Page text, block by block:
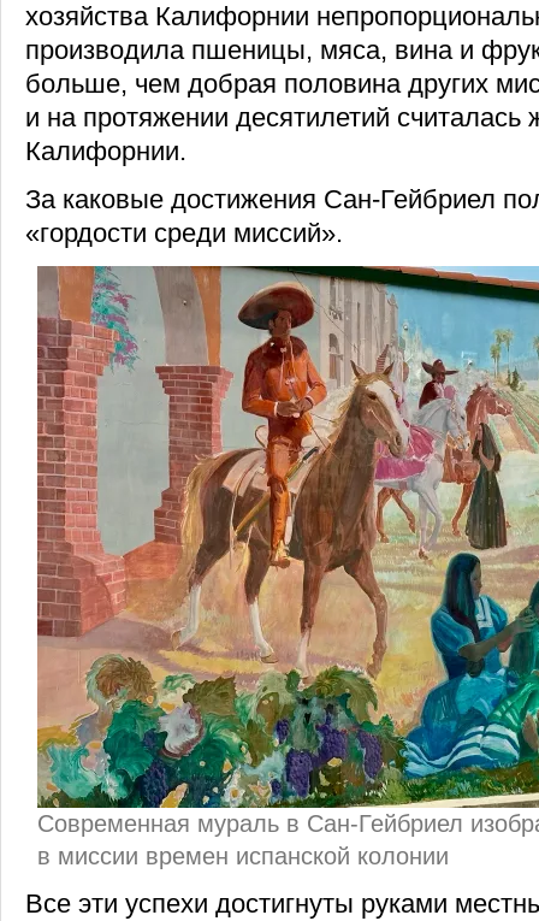
хозяйства Калифорнии
производила пшеницы, мяса, вина и
больше, чем добрая половина других
и на протяжении десятилетий считалась
Калифорнии.
За каковые достижения Сан-Гейбриел
«гордости среди миссий».
Современная мураль в Сан-Гейбриел
в миссии времен испанской колонии
Все эти успехи достигнуты руками